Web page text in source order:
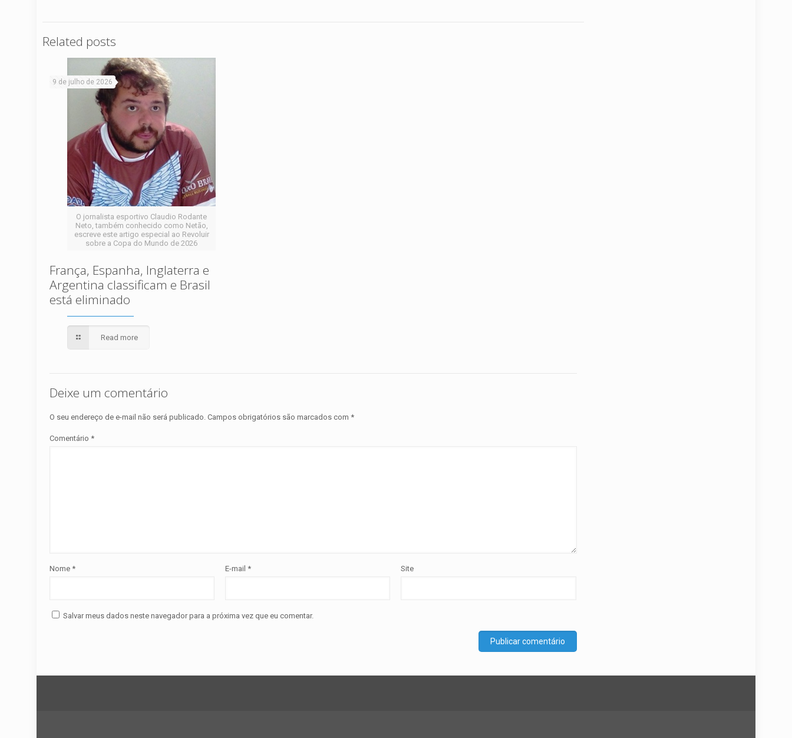
Related posts
O jornalista esportivo Claudio Rodante
Neto, também conhecido como Netão,
escreve este artigo especial ao Revoluir
sobre a Copa do Mundo de 2026
9 de julho de 2026
França, Espanha, Inglaterra e
Argentina classificam e Brasil
está eliminado
Read more
Deixe um comentário
O seu endereço de e-mail não será publicado. Campos obrigatórios são marcados com *
Comentário *
Nome * E-mail * Site
Salvar meus dados neste navegador para a próxima vez que eu comentar.